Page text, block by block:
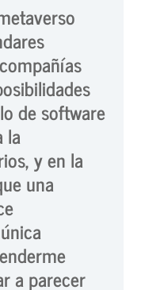
de software
la
y en la
una
a parecer